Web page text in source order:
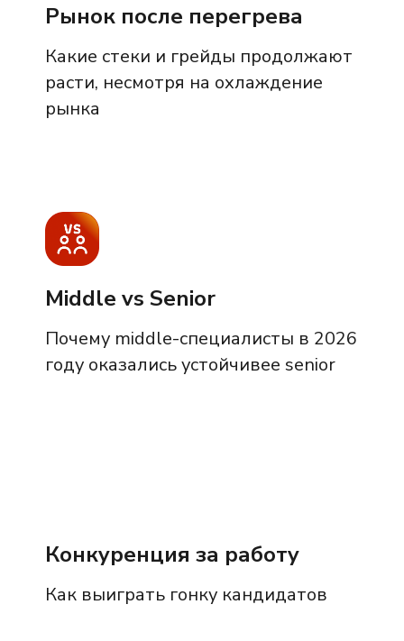
Рынок после перегрева
Какие стеки и грейды продолжают
расти, несмотря на охлаждение
рынка
Middle vs Senior
Почему middle-специалисты в 2026
году оказались устойчивее senior
Конкуренция за работу
Как выиграть гонку кандидатов